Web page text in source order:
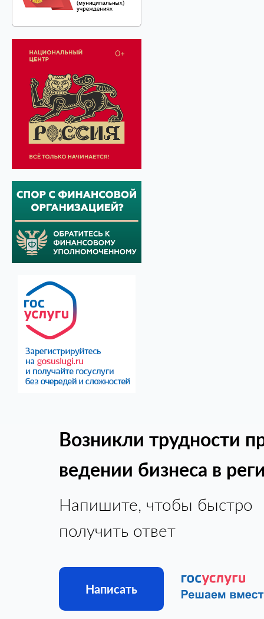
Возникли трудности
ведении бизнеса в
Напишите, чтобы быстро
получить ответ
Написать